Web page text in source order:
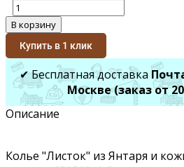
В корзину
Купить в 1 клик
✔ Бесплатная доставка
Москве (заказ от
Описание
Колье "Листок" из Янтаря и